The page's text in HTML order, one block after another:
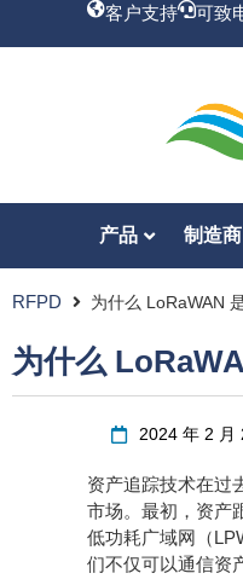
客户支持 可致
产品 制造商
RFPD 为什么 LoRaWAN
为什么
2024 年 2 月
资产追踪技术在过
市场。最初，资产
低功耗广域网（
们不仅可以通信资